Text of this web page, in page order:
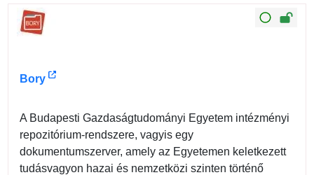
Bory
A Budapesti Gazdaságtudományi Egyetem intézményi
repozitórium-rendszere, vagyis egy
dokumentumszerver, amely az Egyetemen keletkezett
tudásvagyon hazai és nemzetközi szinten történő